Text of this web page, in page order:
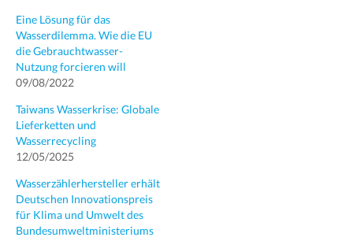
Eine Lösung für das
Wasserdilemma. Wie die EU
die Gebrauchtwasser-
Nutzung forcieren will
09/08/2022
Taiwans Wasserkrise: Globale
Lieferketten und
Wasserrecycling
12/05/2025
Wasserzählerhersteller erhält
Deutschen Innovationspreis
für Klima und Umwelt des
Bundesumweltministeriums